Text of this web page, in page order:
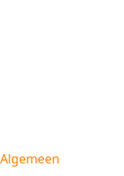
Algemeen